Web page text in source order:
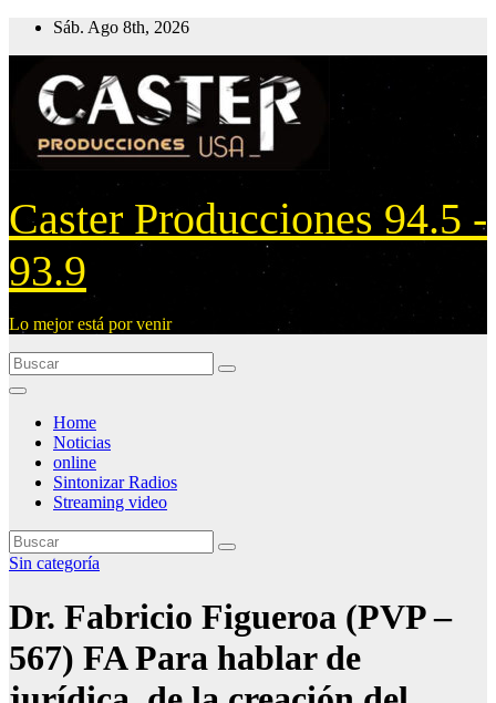
Sáb. Ago 8th, 2026
Caster Producciones 94.5 -
93.9
Lo mejor está por venir
Home
Noticias
online
Sintonizar Radios
Streaming video
Sin categoría
Dr. Fabricio Figueroa (PVP –
567) FA Para hablar de